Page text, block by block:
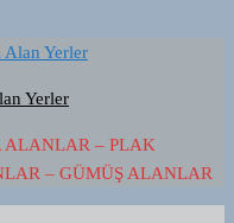
Yerler
ALANLAR – PLAK
– GÜMÜŞ ALANLAR